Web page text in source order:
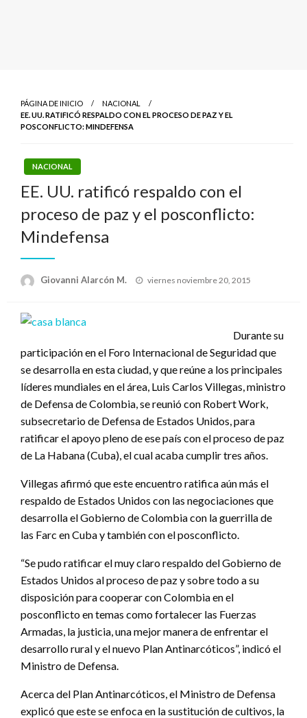
PÁGINA DE INICIO
NACIONAL
EE. UU. RATIFICÓ RESPALDO CON EL PROCESO DE PAZ Y EL
POSCONFLICTO: MINDEFENSA
NACIONAL
EE. UU. ratificó respaldo con el
proceso de paz y el posconflicto:
Mindefensa
Giovanni Alarcón M.
Publicado
viernes noviembre 20, 2015
Durante su
participación en el Foro Internacional de Seguridad que
se desarrolla en esta ciudad, y que reúne a los principales
líderes mundiales en el área, Luis Carlos Villegas, ministro
de Defensa de Colombia, se reunió con Robert Work,
subsecretario de Defensa de Estados Unidos, para
ratificar el apoyo pleno de ese país con el proceso de paz
de La Habana (Cuba), el cual acaba cumplir tres años.
Villegas afirmó que este encuentro ratifica aún más el
respaldo de Estados Unidos con las negociaciones que
desarrolla el Gobierno de Colombia con la guerrilla de
las Farc en Cuba y también con el posconflicto.
“Se pudo ratificar el muy claro respaldo del Gobierno de
Estados Unidos al proceso de paz y sobre todo a su
disposición para cooperar con Colombia en el
posconflicto en temas como fortalecer las Fuerzas
Armadas, la justicia, una mejor manera de enfrentar el
desarrollo rural y el nuevo Plan Antinarcóticos”, indicó el
Ministro de Defensa.
Acerca del Plan Antinarcóticos, el Ministro de Defensa
explicó que este se enfoca en la sustitución de cultivos, la